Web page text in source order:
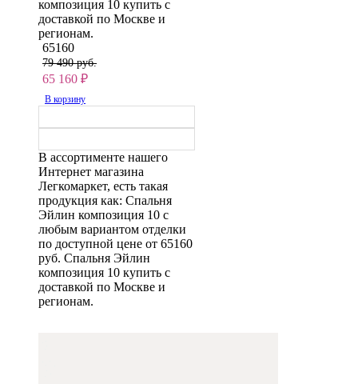
композиция 10 купить с
доставкой по Москве и
регионам.
65160
79 490 руб.
65 160 ₽
В корзину
В ассортименте нашего
Интернет магазина
Легкомаркет, есть такая
продукция как: Спальня
Эйлин композиция 10 с
любым вариантом отделки
по доступной цене от 65160
руб. Спальня Эйлин
композиция 10 купить с
доставкой по Москве и
регионам.